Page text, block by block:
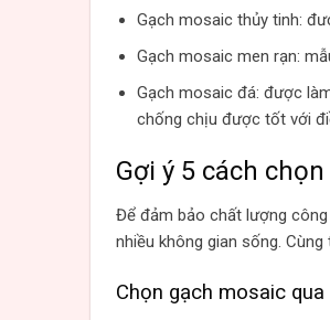
Gạch mosaic thủy tinh:
Gạch mosaic men rạn:
Gạch mosaic đá: được
chống chịu được tốt với
Gợi ý 5 cách
Để đảm bảo chất lượng
nhiều không gian sống.
Chọn gạch mosaic